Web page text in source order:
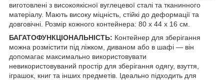
виготовлені з високоякісної вуглецевої сталі та тканинного
матеріалу. Мають високу міцність, стійкі до деформації та
довговічні. Розмір кожного контейнера: 80 x 44 x 16 см.
БАГАТОФУНКЦІОНАЛЬНІСТЬ: Контейнер для зберігання
можна розмістити під ліжком, диваном або в шафі — він
допомагає максимально використовувати
невикористовуваний простір для зберігання одягу, взуття,
іграшок, книг та інших предметів. Ідеально підходить для